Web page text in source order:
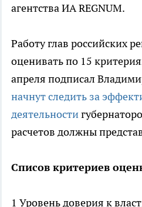
агентства ИА REGNUM.
Работу глав российских
оценивать по 15
апреля подписал
начнут следить за
деятельности
расчетов должны
Списов критериев
1 Уровень доверия к